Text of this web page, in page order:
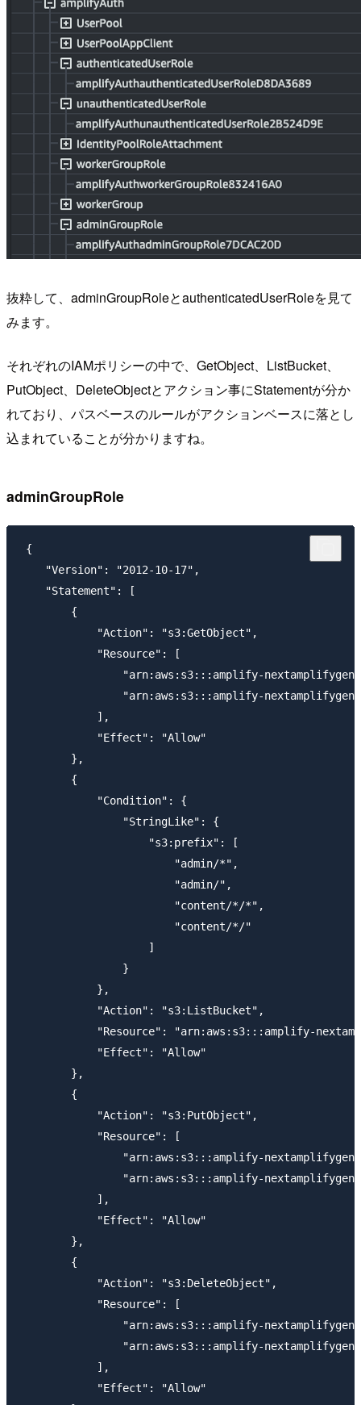
抜粋して、adminGroupRoleとauthenticatedUserRoleを見て
みます。
それぞれのIAMポリシーの中で、GetObject、ListBucket、
PutObject、DeleteObjectとアクション事にStatementが分か
れており、パスベースのルールがアクションベースに落とし
込まれていることが分かりますね。
adminGroupRole
{
    "Version": "2012-10-17",
    "Statement": [
        {
            "Action": "s3:GetObject",
            "Resource": [
"arn:aws:s3:::amplify-
"arn:aws:s3:::amplify-
            ],
            "Effect": "Allow"
        },
        {
            "Condition": {
                "StringLike": {
                    "s3:prefix": [
                        "admin/*",
                        "admin/",
                        "content/*/*",
                        "content/*/"
                    ]
                }
            },
            "Action": "s3:ListBucket",
"Resource": "arn:aws:s3:::amplify-
            "Effect": "Allow"
        },
        {
            "Action": "s3:PutObject",
            "Resource": [
"arn:aws:s3:::amplify-
"arn:aws:s3:::amplify-
            ],
            "Effect": "Allow"
        },
        {
            "Action": "s3:DeleteObject",
            "Resource": [
"arn:aws:s3:::amplify-
"arn:aws:s3:::amplify-
            ],
            "Effect": "Allow"